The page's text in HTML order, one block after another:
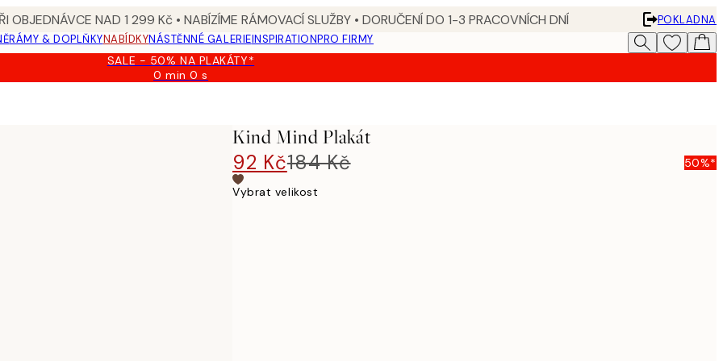
OBJEDNÁVCE NAD 1 299 Kč • NABÍZÍME RÁMOVACÍ SLUŽBY • DORUČENÍ DO 1-3 PRACOVNÍCH DNÍ
POKLADNA
RÁMY & DOPLŇKYNABÍDKYNÁSTĚNNÉ GALERIEINSPIRATIONPRO FIRMY
SALE - 50% NA PLAKÁTY*
0 min0 s
Platné
Kind Mind Plakát
92 Kč184 Kč 50%*
Vybrat velikost